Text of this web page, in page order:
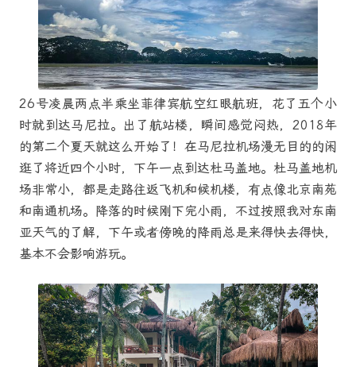
26号凌晨两点半乘坐菲律宾航空红眼航班，花了五个小
时就到达马尼拉。出了航站楼，瞬间感觉闷热，2018年
的第二个夏天就这么开始了！在马尼拉机场漫无目的的闲
逛了将近四个小时，下午一点到达杜马盖地。杜马盖地机
场非常小，都是走路往返飞机和候机楼，有点像北京南苑
和南通机场。降落的时候刚下完小雨，不过按照我对东南
亚天气的了解，下午或者傍晚的降雨总是来得快去得快，
基本不会影响游玩。